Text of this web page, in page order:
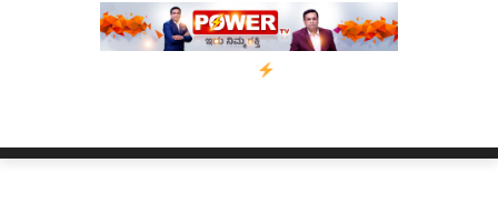
ಬೆಂಗಳೂರಿನಿಂದ ಅಸ್ಸಾಂ ಪ್ರವಾಹ ಸಂತ್ರಸ್ತರಿಗೆ